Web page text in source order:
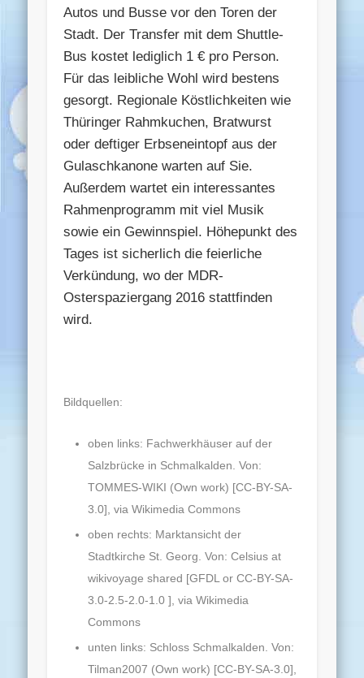
Autos und Busse vor den Toren der
Stadt. Der Transfer mit dem Shuttle-
Bus kostet lediglich 1 € pro Person.
Für das leibliche Wohl wird bestens
gesorgt. Regionale Köstlichkeiten wie
Thüringer Rahmkuchen, Bratwurst
oder deftiger Erbseneintopf aus der
Gulaschkanone warten auf Sie.
Außerdem wartet ein interessantes
Rahmenprogramm mit viel Musik
sowie ein Gewinnspiel. Höhepunkt des
Tages ist sicherlich die feierliche
Verkündung, wo der MDR-
Osterspaziergang 2016 stattfinden
wird.
Bildquellen:
oben links: Fachwerkhäuser auf der
Salzbrücke in Schmalkalden. Von:
TOMMES-WIKI (Own work) [CC-BY-SA-
3.0], via Wikimedia Commons
oben rechts: Marktansicht der
Stadtkirche St. Georg. Von: Celsius at
wikivoyage shared [GFDL or CC-BY-SA-
3.0-2.5-2.0-1.0 ], via Wikimedia
Commons
unten links: Schloss Schmalkalden. Von:
Tilman2007 (Own work) [CC-BY-SA-3.0],